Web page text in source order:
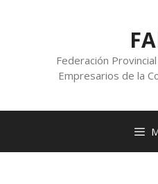
Federación
Empresarios de la